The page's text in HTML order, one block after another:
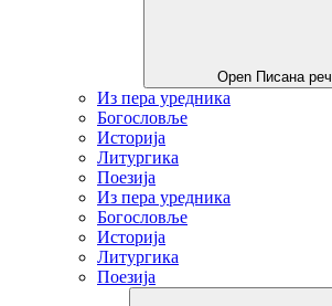
Open Писана реч
Из пера уредника
Богословље
Историја
Литургика
Поезија
Из пера уредника
Богословље
Историја
Литургика
Поезија